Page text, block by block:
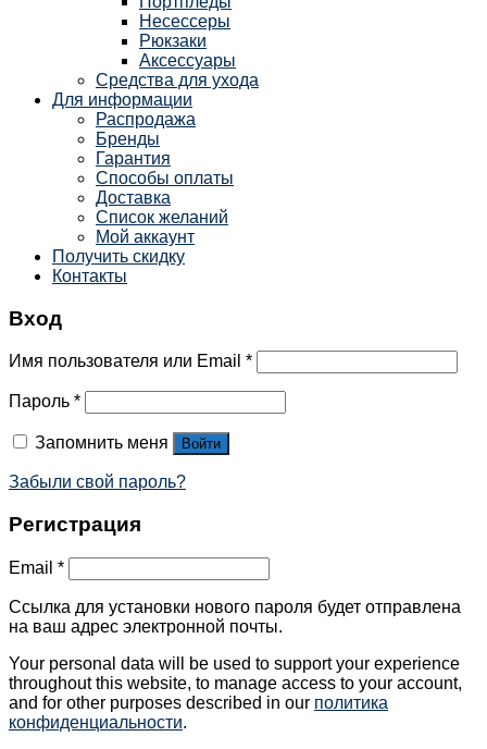
Несессеры
Рюкзаки
Аксессуары
Средства для ухода
Для информации
Распродажа
Бренды
Гарантия
Способы оплаты
Доставка
Список желаний
Мой аккаунт
Получить скидку
Контакты
Вход
Имя пользователя или Email *
Пароль *
Запомнить меня Войти
Забыли свой пароль?
Регистрация
Email *
Ссылка для установки нового пароля будет отправлена ​​
на ваш адрес электронной почты.
Your personal data will be used to support your experience
throughout this website, to manage access to your account,
and for other purposes described in our политика
конфиденциальности.